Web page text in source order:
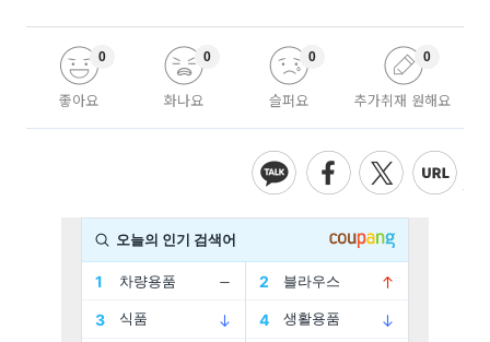
좋아요
0
화나요
0
슬퍼요
0
추가취재 원해요
0